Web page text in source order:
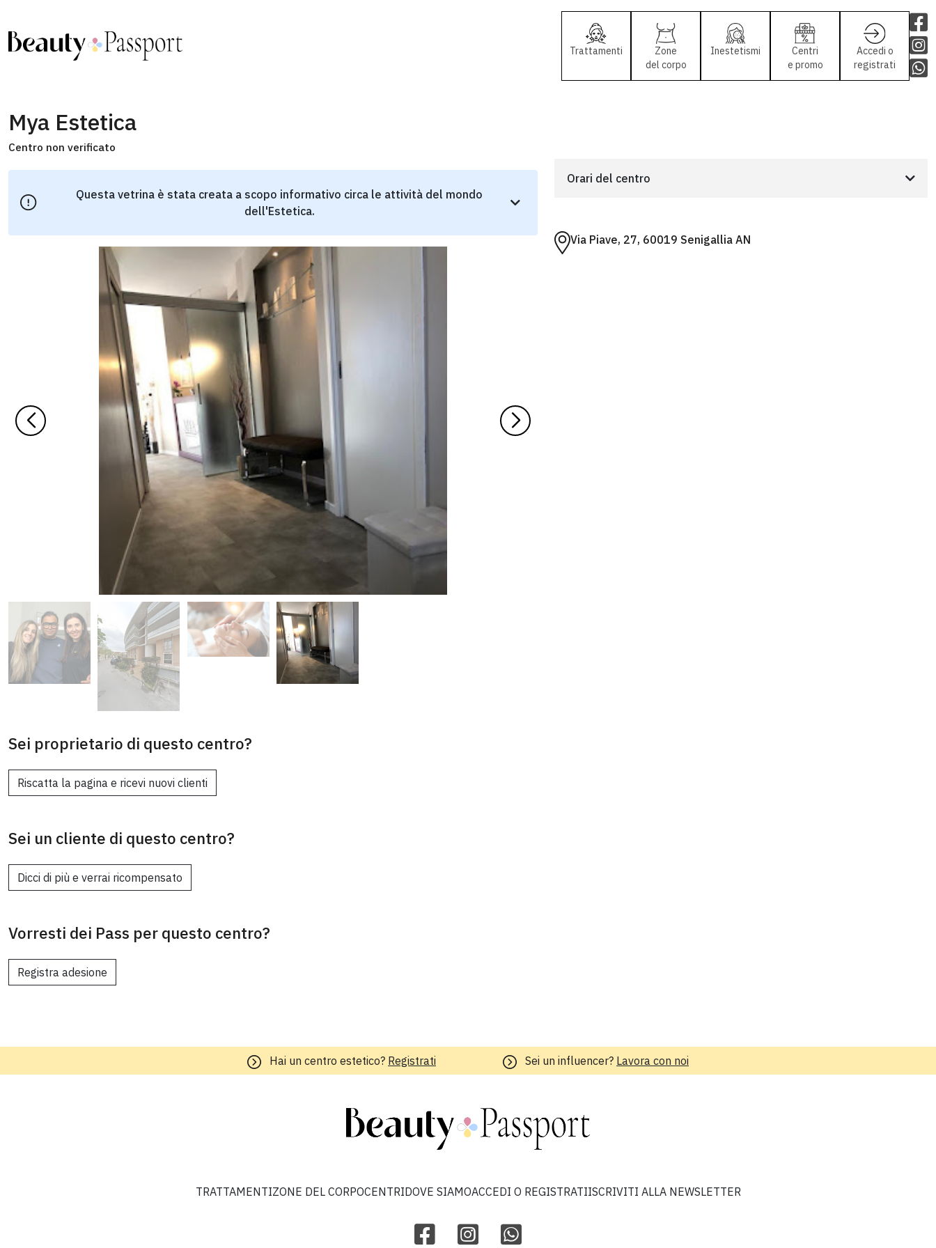
Trattamenti
Zone
del corpo
Inestetismi
Centri
e promo
Accedi o
registrati
Mya Estetica
Centro non verificato
Questa vetrina è stata creata a scopo informativo circa le attività del mondo
dell'Estetica.
Sei proprietario di questo centro?
Riscatta la pagina e ricevi nuovi clienti
Sei un cliente di questo centro?
Dicci di più e verrai ricompensato
Vorresti dei Pass per questo centro?
Registra adesione
Orari del centro
Via Piave, 27, 60019 Senigallia AN
Hai un centro estetico? Registrati Sei un influencer? Lavora con noi
TRATTAMENTIZONE DEL CORPOCENTRIDOVE SIAMOACCEDI O REGISTRATIISCRIVITI ALLA NEWSLETTER